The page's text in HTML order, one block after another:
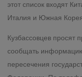
этот список входят
Италия и Южная
Кузбассовцев просят
сообщать
пересечения